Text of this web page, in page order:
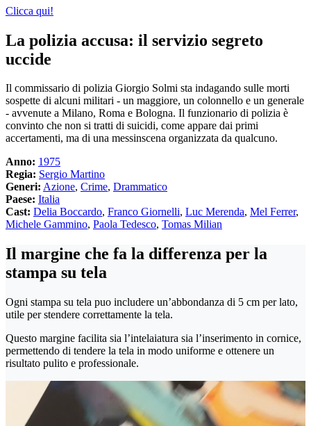
Clicca qui!
La polizia accusa: il servizio segreto
uccide
Il commissario di polizia Giorgio Solmi sta indagando sulle morti
sospette di alcuni militari - un maggiore, un colonnello e un generale
- avvenute a Milano, Roma e Bologna. Il funzionario di polizia è
convinto che non si tratti di suicidi, come appare dai primi
accertamenti, ma di una messinscena organizzata da qualcuno.
Anno: 1975
Regia: Sergio Martino
Generi: Azione, Crime, Drammatico
Paese: Italia
Cast: Delia Boccardo, Franco Giornelli, Luc Merenda, Mel Ferrer,
Michele Gammino, Paola Tedesco, Tomas Milian
Il margine che fa la differenza per la
stampa su tela
Ogni stampa su tela puo includere un’abbondanza di 5 cm per lato,
utile per stendere correttamente la tela.
Questo margine facilita sia l’intelaiatura sia l’inserimento in cornice,
permettendo di tendere la tela in modo uniforme e ottenere un
risultato pulito e professionale.